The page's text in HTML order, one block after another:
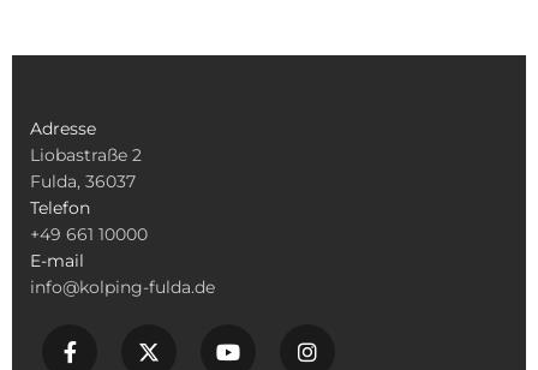
Adresse
Liobastraße 2
Fulda, 36037
Telefon
+49 661 10000
E-mail
info@kolping-fulda.de